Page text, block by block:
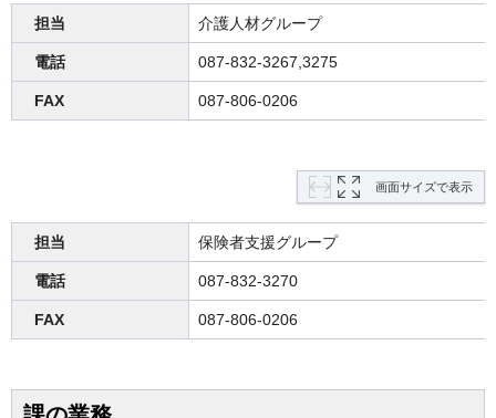
担当 介護人材グループ
電話 087-832-3267,3275
FAX 087-806-0206
画面サイズで表示
担当 保険者支援グループ
電話 087-832-3270
FAX 087-806-0206